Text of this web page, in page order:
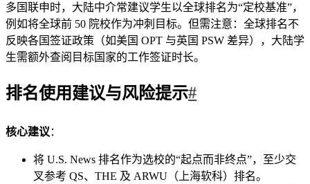
多国联申时，大陆中介常建议学生以全球排名为“定校基准”，
例如将全球前 50 院校作为冲刺目标。但需注意：全球排名不
反映各国签证政策（如美国 OPT 与英国 PSW 差异），大陆学
生需额外查阅目标国家的工作签证时长。
排名使用建议与风险提示#
核心建议 ：
将 U.S. News 排名作为选校的“起点而非终点”，至少交
叉参考 QS、THE 及 ARWU（上海软科）排名。